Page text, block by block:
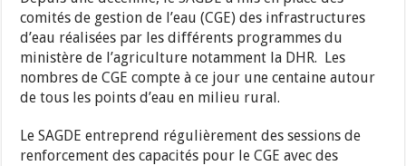
comités de gestion de l’eau (CGE) des infrastructures
d’eau réalisées par les différents programmes du
ministère de l’agriculture notamment la DHR. Les
nombres de CGE compte à ce jour une centaine autour
de tous les points d’eau en milieu rural.
Le SAGDE entreprend régulièrement des sessions de
renforcement des capacités pour le CGE avec des